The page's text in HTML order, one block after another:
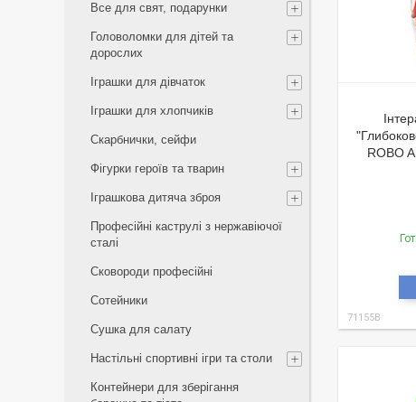
ROBO
71155B
Все для свят, подарунки
Головоломки для дітей та
дорослих
Іграшки для дівчаток
Іграшки для хлопчиків
Скарбнички, сейфи
Фігурки героїв та тварин
Іграшкова дитяча зброя
Професійні каструлі з нержавіючої
сталі
Сковороди професійні
Сотейники
Сушка для салату
Настільні спортивні ігри та столи
Контейнери для зберігання